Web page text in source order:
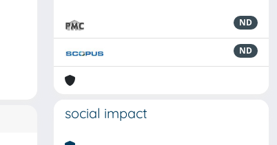
ND
ND
social impact